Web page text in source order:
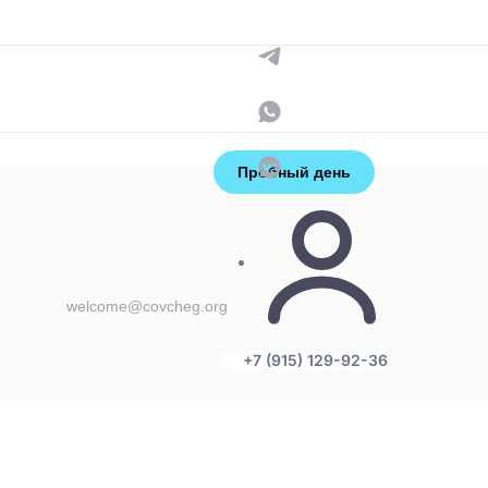
+7 (915) 129-92-36
Пробный день
welcome@covcheg.org